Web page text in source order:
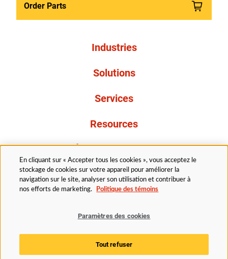
Order Parts
Industries
Solutions
Services
Resources
À propos de nous
Politique d’accessibilité
Politique en matière de cookies
Paramètres des cookies
En cliquant sur « Accepter tous les cookies », vous acceptez le
stockage de cookies sur votre appareil pour améliorer la
navigation sur le site, analyser son utilisation et contribuer à
nos efforts de marketing.
Politique des témoins
Paramètres des cookies
Tout refuser